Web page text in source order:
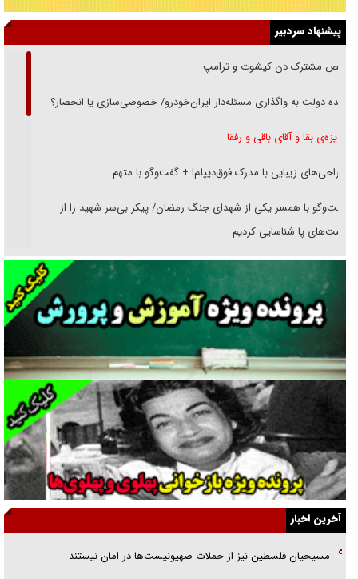
پیشنهاد سردبیر
رقص مشترک دن کیشوت و ترامپ
دنده دولت به واگذاری مسئله‌دار ایران‌خودرو/ خصوصی‌سازی یا انحصار؟
غریزه‌ی بقا و آقای باقی و رفقا
جراحی‌های زیبایی با مدرک فوق‌دیپلم! + گفت‌وگو با متهم
گفت‌وگو با همسر یکی از شهدای جنگ رمضان/ پیکر بی‌سر شهید را از
انگشت‌های پا شناسایی کردیم
نسلی که آنلاین الگو می‌گیرد
گفت‌وگو با آیت‌الله جاودان/ جفای مخالفان مکانت معنوی رهبر شهید را
ارتقا می‌داد
راننده مست به قانون می‌خندد
همه آقای دوربینی شده‌ایم!
قصه ناتمام سرویس مدارس
آیا مقاومت فلسطین خلع‌سلاح می‌شود؟
الگوی وحدت‌آفرین در ادراک سیاست خارجی
گفتگوی دکتر اخوان مدیرمسئول روزنامه جوان با برنامه تلویزیونی «نبرد
هرمز»
آخرین اخبار
مسیحیان فلسطین نیز از حملات صهیونیست‌ها در امان نیستند